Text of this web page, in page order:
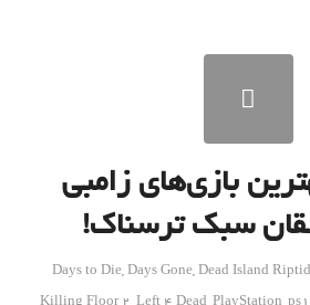
بهترین بازی‌های زامبی
سبک ترسناک!
,Days Gone,Dead Island